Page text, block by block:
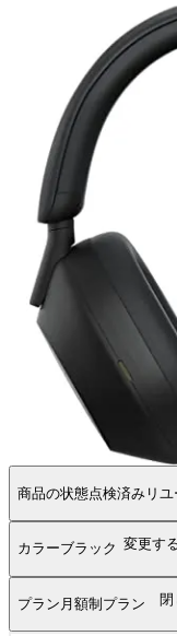
商品の状態点検済みリユ
カラーブラック 変更す
プラン 月額制プラン 閉